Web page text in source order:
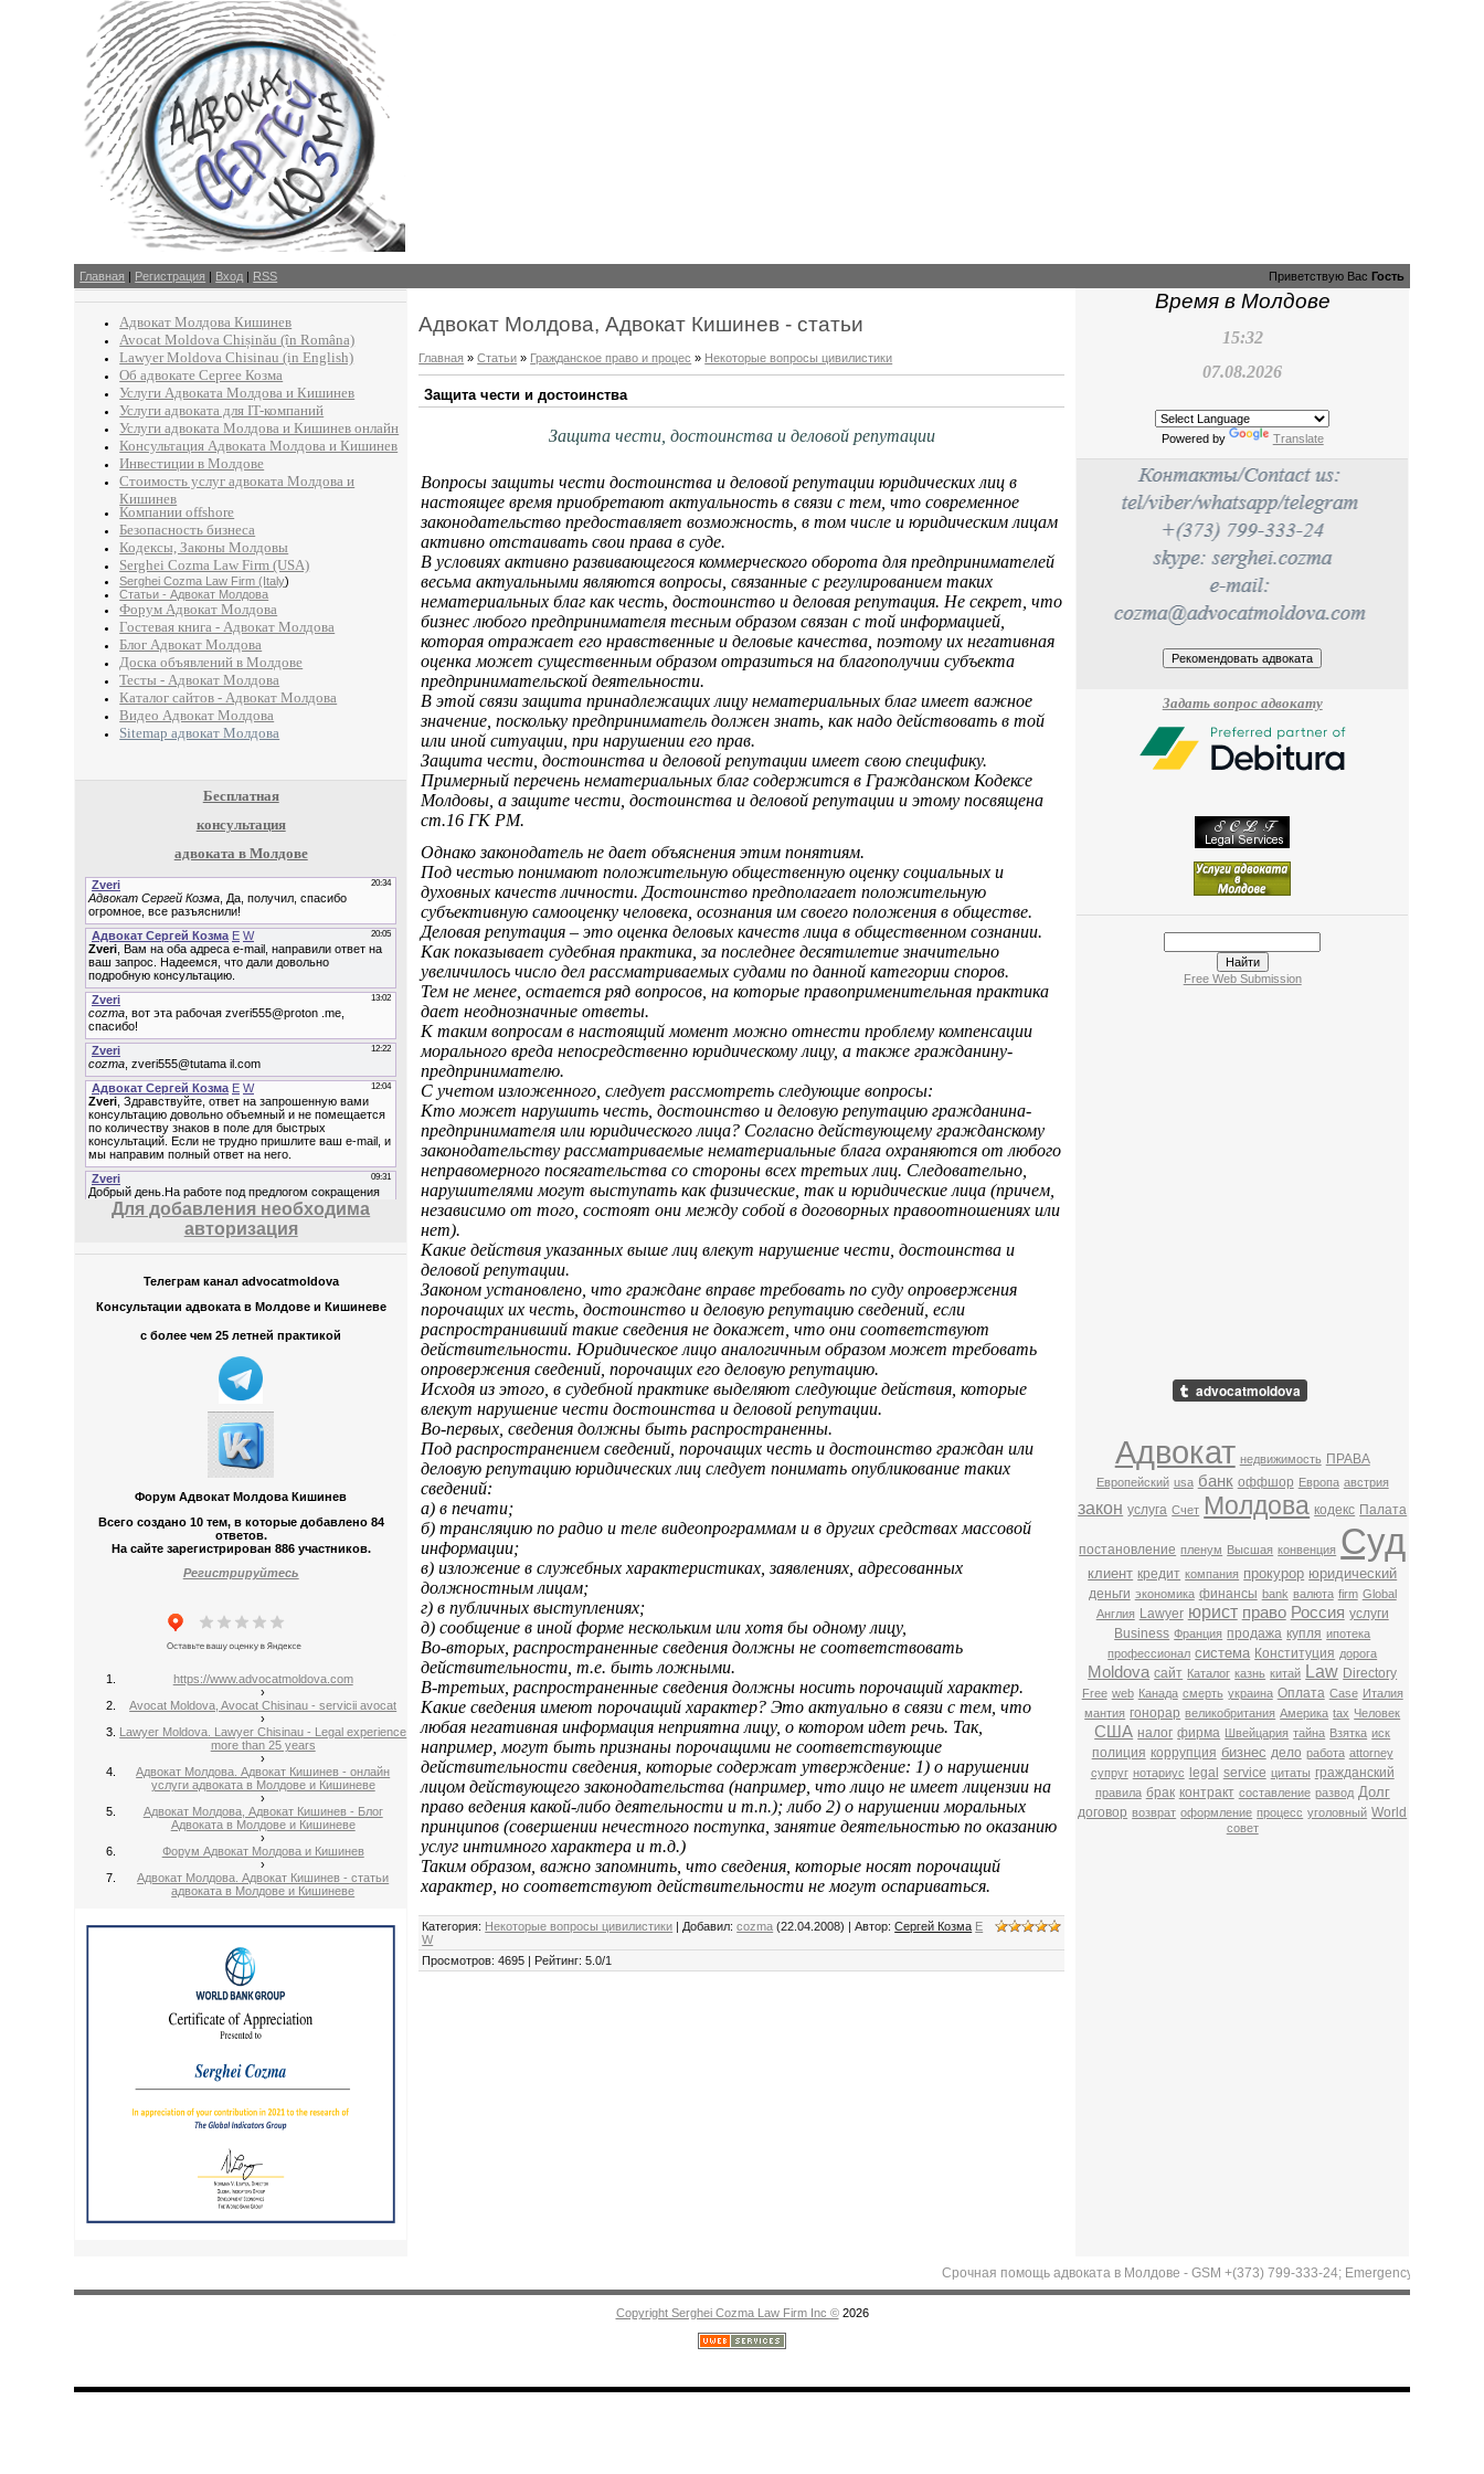
Главная | Регистрация | Вход | RSS Приветствую Вас Гость
Адвокат Молдова Кишинев
Avocat Moldova Chișinău (în Româna)
Lawyer Moldova Chisinau (in English)
Об адвокате Сергее Козма
Услуги Адвоката Молдова и Кишинев
Услуги адвоката для IT-компаний
Услуги адвоката Молдова и Кишинев онлайн
Консультация Адвоката Молдова и Кишинев
Инвестиции в Молдове
Стоимость услуг адвоката Молдова и
Кишинев
Компании offshore
Безопасность бизнеса
Кодексы, Законы Молдовы
Serghei Cozma Law Firm (USA)
Serghei Cozma Law Firm (Italy)
Статьи - Адвокат Молдова
Форум Адвокат Молдова
Гостевая книга - Адвокат Молдова
Блог Адвокат Молдова
Доска объявлений в Молдове
Тесты - Адвокат Молдова
Каталог сайтов - Адвокат Молдова
Видео Адвокат Молдова
Sitemap адвокат Молдова
Бесплатная
консультация
адвоката в Молдове
Для добавления необходима
авторизация
Телеграм канал advocatmoldova
Консультации адвоката в Молдове и Кишиневе
с более чем 25 летней практикой
Форум Адвокат Молдова Кишинев
Всего создано 10 тем, в которые добавлено 84
ответов.
На сайте зарегистрирован 886 участников.
Регистрируйтесь
https://www.advocatmoldova.com
›
Avocat Moldova, Avocat Chisinau - servicii avocat
›
Lawyer Moldova. Lawyer Chisinau - Legal experience
more than 25 years
›
Адвокат Молдова. Адвокат Кишинев - онлайн
услуги адвоката в Молдове и Кишиневе
›
Адвокат Молдова, Адвокат Кишинев - Блог
Адвоката в Молдове и Кишиневе
›
Форум Адвокат Молдова и Кишинев
›
Адвокат Молдова. Адвокат Кишинев - статьи
адвоката в Молдове и Кишиневе
Адвокат Молдова, Адвокат Кишинев - статьи
Главная »Статьи » Гражданское право и процес » Некоторые вопросы цивилистики
Защита чести и достоинства
Защита чести, достоинства и деловой репутации
Вопросы защиты чести достоинства и деловой репутации юридических лиц в
настоящее время приобретают актуальность в связи с тем, что современное
законодательство предоставляет возможность, в том числе и юридическим лицам
активно отстаивать свои права в суде.
В условиях активно развивающегося коммерческого оборота для предпринимателей
весьма актуальными являются вопросы, связанные с регулированием таких
нематериальных благ как честь, достоинство и деловая репутация. Не секрет, что
бизнес любого предпринимателя тесным образом связан с той информацией,
которая отражает его нравственные и деловые качества, поэтому их негативная
оценка может существенным образом отразиться на благополучии субъекта
предпринимательской деятельности.
В этой связи защита принадлежащих лицу нематериальных благ имеет важное
значение, поскольку предприниматель должен знать, как надо действовать в той
или иной ситуации, при нарушении его прав.
Защита чести, достоинства и деловой репутации имеет свою специфику.
Примерный перечень нематериальных благ содержится в Гражданском Кодексе
Молдовы, а защите чести, достоинства и деловой репутации и этому посвящена
ст.16 ГК РМ.
Однако законодатель не дает объяснения этим понятиям.
Под честью понимают положительную общественную оценку социальных и
духовных качеств личности. Достоинство предполагает положительную
субъективную самооценку человека, осознания им своего положения в обществе.
Деловая репутация – это оценка деловых качеств лица в общественном сознании.
Как показывает судебная практика, за последнее десятилетие значительно
увеличилось число дел рассматриваемых судами по данной категории споров.
Тем не менее, остается ряд вопросов, на которые правоприменительная практика
дает неоднозначные ответы.
К таким вопросам в настоящий момент можно отнести проблему компенсации
морального вреда непосредственно юридическому лицу, а также гражданину-
предпринимателю.
С учетом изложенного, следует рассмотреть следующие вопросы:
Кто может нарушить честь, достоинство и деловую репутацию гражданина-
предпринимателя или юридического лица? Согласно действующему гражданскому
законодательству рассматриваемые нематериальные блага охраняются от любого
неправомерного посягательства со стороны всех третьих лиц. Следовательно,
нарушителями могут выступать как физические, так и юридические лица (причем,
независимо от того, состоят они между собой в договорных правоотношениях или
нет).
Какие действия указанных выше лиц влекут нарушение чести, достоинства и
деловой репутации.
Законом установлено, что граждане вправе требовать по суду опровержения
порочащих их честь, достоинство и деловую репутацию сведений, если
распространивший такие сведения не докажет, что они соответствуют
действительности. Юридическое лицо аналогичным образом может требовать
опровержения сведений, порочащих его деловую репутацию.
Исходя из этого, в судебной практике выделяют следующие действия, которые
влекут нарушение чести достоинства и деловой репутации.
Во-первых, сведения должны быть распространенны.
Под распространением сведений, порочащих честь и достоинство граждан или
деловую репутацию юридических лиц следует понимать опубликование таких
сведений:
а) в печати;
б) трансляцию по радио и теле видеопрограммам и в других средствах массовой
информации;
в) изложение в служебных характеристиках, заявлениях, адресованных
должностным лицам;
г) в публичных выступлениях;
д) сообщение в иной форме нескольким или хотя бы одному лицу,
Во-вторых, распространенные сведения должны не соответствовать
действительности, т.е. быть ложными.
В-третьих, распространенные сведения должны носить порочащий характер.
Какие сведения имеют порочащий характер? Это актуально в связи с тем, что
любая негативная информация неприятна лицу, о котором идет речь. Так,
например, могут быть признаны порочащими не соответствующие
действительности сведения, которые содержат утверждение: 1) о нарушении
лицом действующего законодательства (например, что лицо не имеет лицензии на
право ведения какой-либо деятельности и т.п.); либо 2) о нарушении моральных
принципов (совершении нечестного поступка, занятие деятельностью по оказанию
услуг интимного характера и т.д.)
Таким образом, важно запомнить, что сведения, которые носят порочащий
характер, но соответствуют действительности не могут оспариваться.
Категория: Некоторые вопросы цивилистики Добавил: cozma (22.04.2008) |Автор: Сергей Козма E
W
Просмотров: 4695 Рейтинг: 5.0/1
Время в Молдове
15:32
07.08.2026
Powered by Translate
Задать вопрос адвокату
Free Web Submission
Адвокат недвижимость ПРАВА
Европейский usa банк оффшор Европа австрия
закон услуга Счет Молдова кодекс Палата
постановление пленум Высшая конвенция Суд
клиент кредит компания прокурор юридический
деньги экономика финансы bank валюта firm Global
Англия Lawyer юрист право Россия услуги
Business Франция продажа купля ипотека
профессионал система Конституция дорога
Moldova сайт Каталог казнь китай Law Directory
Free web Канада смерть украина Оплата Case Италия
мантия гонорар великобритания Америка tax Человек
США налог фирма Швейцария тайна Взятка иск
полиция коррупция бизнес дело работа attorney
супруг нотариус legal service цитаты гражданский
правила брак контракт составление развод Долг
договор возврат оформление процесс уголовный World
совет
Срочная помощь адвоката в Молдове - GSM +(373) 799-333-24; Emergency aid of Lawyer
Copyright Serghei Cozma Law Firm Inc ©2026